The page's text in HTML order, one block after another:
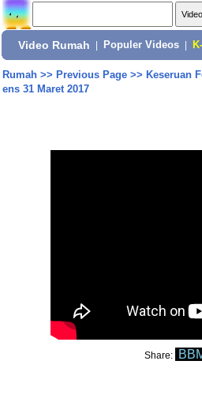
Video Rumah Populer Videos
Rumah>> Previous Page>> Keseruan
ens 31 Maret 2017
Share: